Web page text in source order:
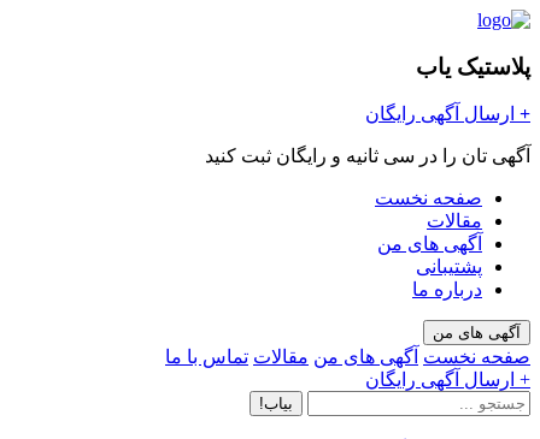
پلاستیک یاب
+ ارسال آگهی رایگان
آگهی تان را در سی ثانیه و رایگان ثبت کنید
صفحه نخست
مقالات
آگهی های من
پشتیبانی
درباره ما
آگهی های من
صفحه نخست آگهی های من مقالات تماس با ما
+ ارسال آگهی رایگان
بیاب!